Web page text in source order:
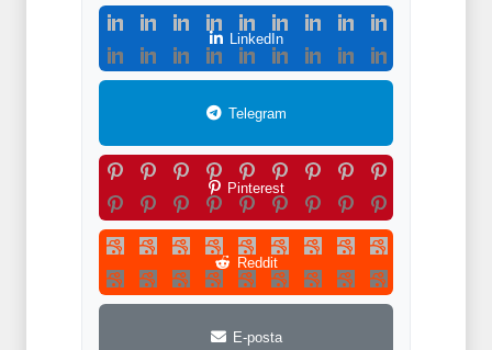
LinkedIn
Telegram
Pinterest
Reddit
E-posta